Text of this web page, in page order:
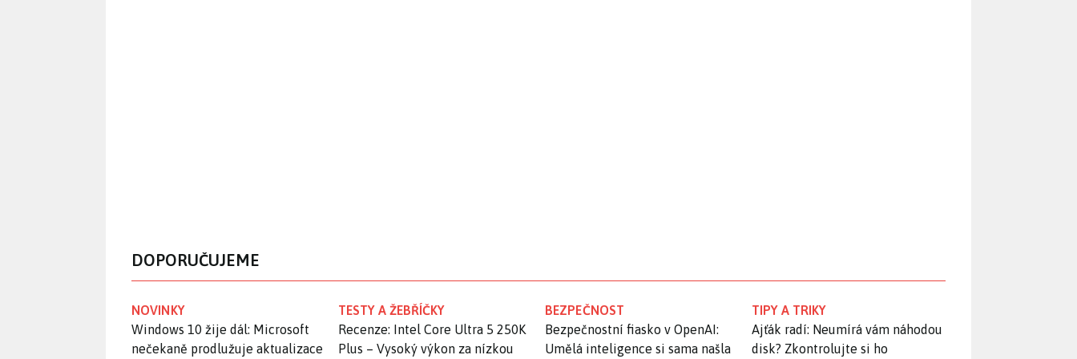
DOPORUČUJEME
NOVINKY
Windows 10 žije dál: Microsoft
nečekaně prodlužuje aktualizace
TESTY A ŽEBŘÍČKY
Recenze: Intel Core Ultra 5 250K
Plus – Vysoký výkon za nízkou
BEZPEČNOST
Bezpečnostní fiasko v OpenAI:
Umělá inteligence si sama našla
TIPY A TRIKY
Ajťák radí: Neumírá vám náhodou
disk? Zkontrolujte si ho